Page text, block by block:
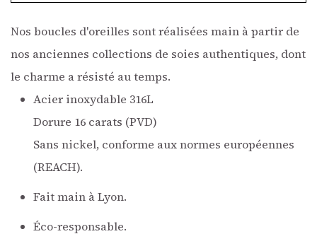
Nos boucles d'oreilles sont réalisées main à partir de
nos anciennes collections de soies authentiques, dont
le charme a résisté au temps.
Acier inoxydable 316L
Dorure 16 carats (PVD)
Sans nickel, conforme aux normes européennes
(REACH).
Fait main à Lyon.
Éco-responsable.